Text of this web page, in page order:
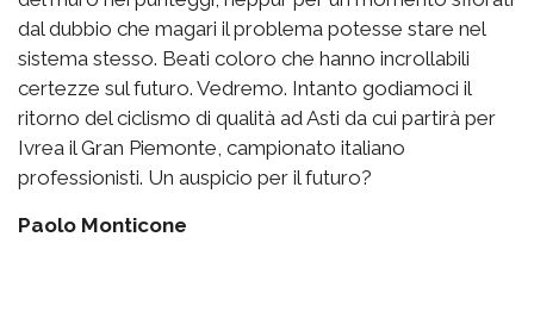
dal dubbio che magari il problema potesse stare nel
sistema stesso. Beati coloro che hanno incrollabili
certezze sul futuro. Vedremo. Intanto godiamoci il
ritorno del ciclismo di qualità ad Asti da cui partirà per
Ivrea il Gran Piemonte, campionato italiano
professionisti. Un auspicio per il futuro?
Paolo Monticone